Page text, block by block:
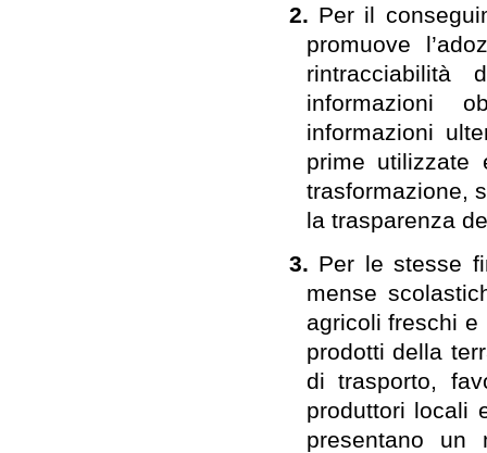
2. Per il
promuove
informazioni
informazioni
prime utilizzate
trasformazione,
la trasparenza
3. Per le stesse
mense
agricoli freschi
prodotti della
di trasporto,
produttori locali
presentano un